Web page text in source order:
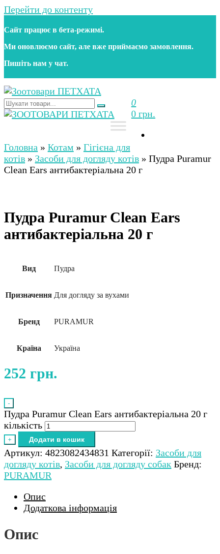
Перейти до контенту
Сайт працює в бета‑режимі.
Ми оновлюємо сайт, але вже приймаємо замовлення.
Пишіть нам у чат.
Зоотовари ПЕТХАТА
Зоомагазин для собак та котів | Корм, іграшки,
аксесуари та догляд за тваринами. Доставка по
0
0 грн.
Зоомагазин для собак та котів | Корм, іграшки,
аксесуари та догляд за тваринами. Доставка по
Україні
Головна » Котам » Гігієна для
котів » Засоби для догляду котів » Пудра Puramur
Clean Ears антибактеріальна 20 г
Пудра Puramur Clean Ears
антибактеріальна 20 г
Вид Пудра
Призначення Для догляду за вухами
Бренд PURAMUR
Країна Україна
252 грн.
-
Пудра Puramur Clean Ears антибактеріальна 20 г
кількість
+ Додати в кошик
Артикул: 4823082434831 Категорії: Засоби для
догляду котів, Засоби для догляду собак Бренд:
PURAMUR
Опис
Додаткова інформація
Опис